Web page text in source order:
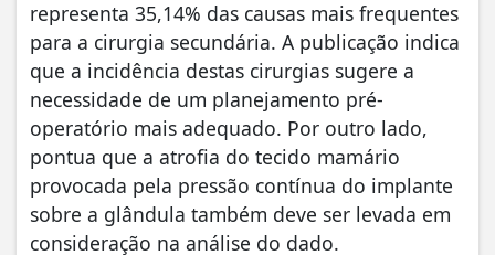
representa 35,14% das causas mais frequentes
para a cirurgia secundária. A publicação indica
que a incidência destas cirurgias sugere a
necessidade de um planejamento pré-
operatório mais adequado. Por outro lado,
pontua que a atrofia do tecido mamário
provocada pela pressão contínua do implante
sobre a glândula também deve ser levada em
consideração na análise do dado.